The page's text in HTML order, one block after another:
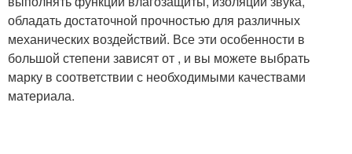
обладать достаточной прочностью для различных
механических воздействий. Все эти особенности в
большой степени зависят от , и вы можете выбрать
марку в соответствии с необходимыми качествами
материала.